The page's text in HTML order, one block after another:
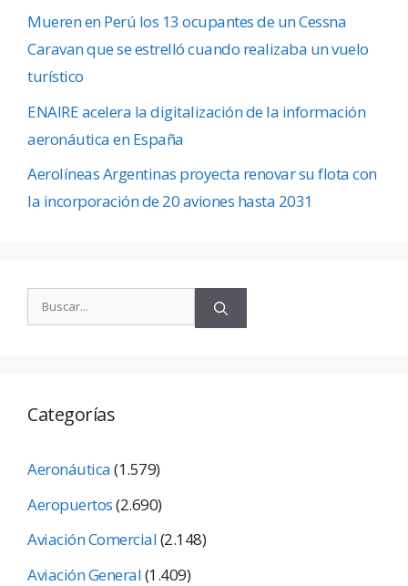
Mueren en Perú los 13 ocupantes de un Cessna
Caravan que se estrelló cuando realizaba un vuelo
turístico
ENAIRE acelera la digitalización de la información
aeronáutica en España
Aerolíneas Argentinas proyecta renovar su flota con
la incorporación de 20 aviones hasta 2031
Categorías
Aeronáutica(1.579)
Aeropuertos(2.690)
Aviación Comercial(2.148)
Aviación General(1.409)